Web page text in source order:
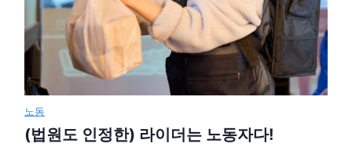
노동
(법원도 인정한) 라이더는 노동자다!